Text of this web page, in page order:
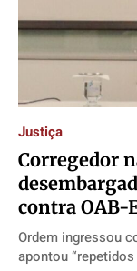
Justiça
Corregedor
contra OAB-
Ordem ingressou
apontou